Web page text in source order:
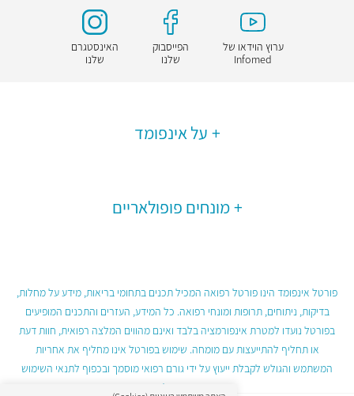
ערוץ הוידאו של
Infomed
הפייסבוק
שלנו
האינסטגרם
שלנו
על אינפומד
מונחים פופולאריים
פורטל אינפומד הינו פורטל רפואה המכיל תכנים בתחומי בריאות, מידע על מחלות,
בדיקות, ניתוחים, תרופות ומונחי רפואה. כל המידע, העזרים והתכנים המופיעים
בפורטל נועדו למטרת אינפורמציה בלבד ואינם מהווים המלצה רפואית, חוות דעת
או תחליף להתייעצות עם מומחה. שימוש בפורטל אינו מחליף את אחריות
המשתמש והגולש לקבלת ייעוץ על ידי גורם רפואי מוסמך ובכפוף לתנאי השימוש
בפורטל.